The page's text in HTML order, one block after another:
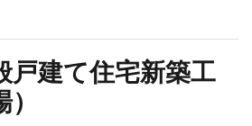
戸建て住宅新築工